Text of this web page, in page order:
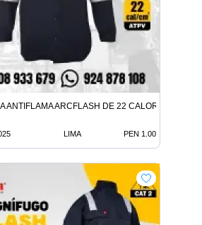
ANTIFLAMA ARCFLASH DE 22 CALORIAS
LIMA PEN 1.00